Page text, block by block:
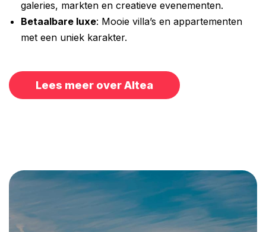
galeries, markten en creatieve evenementen.
Betaalbare luxe: Mooie villa’s en appartementen
met een uniek karakter.
Lees meer over Altea